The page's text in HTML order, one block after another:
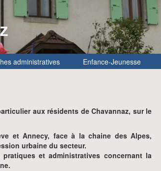
administratives Enfance-Jeunesse
aux résidents de Chavannaz, sur le
et Annecy, face à la chaine des Alpes,
urbaine du secteur.
et administratives concernant la